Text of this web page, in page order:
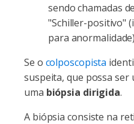
sendo chamadas
"Schiller-positivo"
para
Se o colposcopista
suspeita, que possa ser
uma biópsia dirigida.
A biópsia consiste na